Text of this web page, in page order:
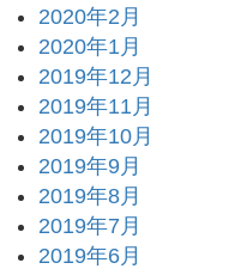
2020年2月
2020年1月
2019年12月
2019年11月
2019年10月
2019年9月
2019年8月
2019年7月
2019年6月